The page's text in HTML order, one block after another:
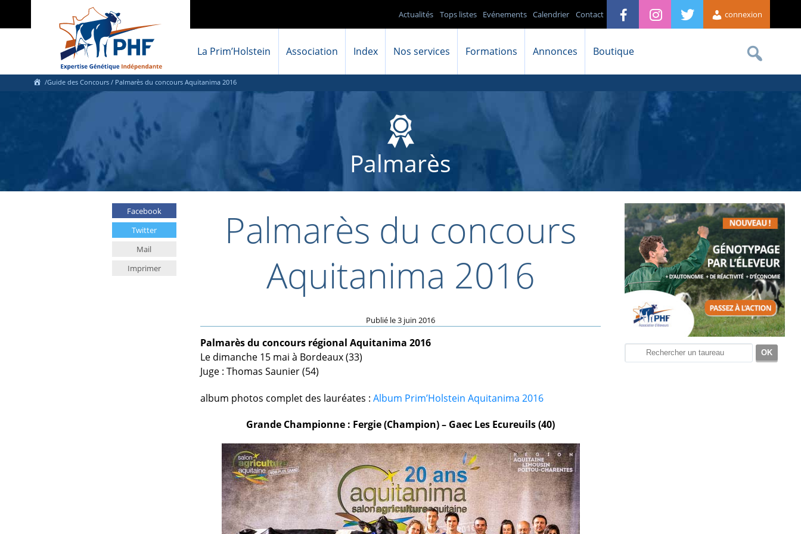
connexion
Contact
Calendrier
Evénements
Tops listes
Actualités
La Prim’Holstein Association Index Nos services Formations Annonces Boutique
/Guide des Concours / Palmarès du concours Aquitanima 2016
Palmarès
Facebook
Twitter
Mail
Imprimer
Palmarès du concours
Aquitanima 2016
Publié le3 juin 2016
Palmarès du concours régional Aquitanima 2016
Le dimanche 15 mai à Bordeaux (33)
Juge : Thomas Saunier (54)
album photos complet des lauréates : Album Prim’Holstein Aquitanima 2016
Grande Championne : Fergie (Champion) – Gaec Les Ecureuils (40)